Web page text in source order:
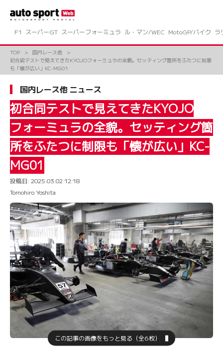
ツ
F1 スーパーGT スーパーフォーミュラ ル・マン/WEC MotoGP/バイク ラ
TOP
国内レース他
初合同テストで見えてきたKYOJOフォーミュラの全貌。セッティング箇所をふたつに制限
も「懐が広い」KC-MG01
国内レース他 ニュース
初合同テストで見えてきたKYOJO
フォーミュラの全貌。セッティング箇
所をふたつに制限も「懐が広い」KC-
MG01
投稿日: 2025.03.02 12:18
Tomohiro Yoshita
この記事の画像をもっと見る（全6枚）